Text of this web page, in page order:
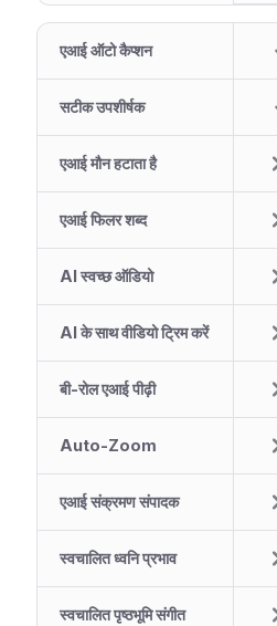
एआई ऑटो कैप्शन
सटीक उपशीर्षक
एआई मौन हटाता है
एआई फिलर शब्द
AI स्वच्छ ऑडियो
AI के साथ वीडियो ट्रिम करें
बी-रोल एआई पीढ़ी
Auto-Zoom
एआई संक्रमण संपादक
स्वचालित ध्वनि प्रभाव
स्वचालित पृष्ठभूमि संगीत